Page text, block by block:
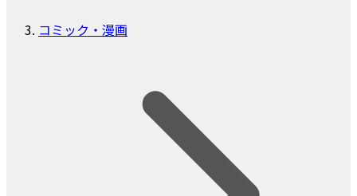
コミック・漫画